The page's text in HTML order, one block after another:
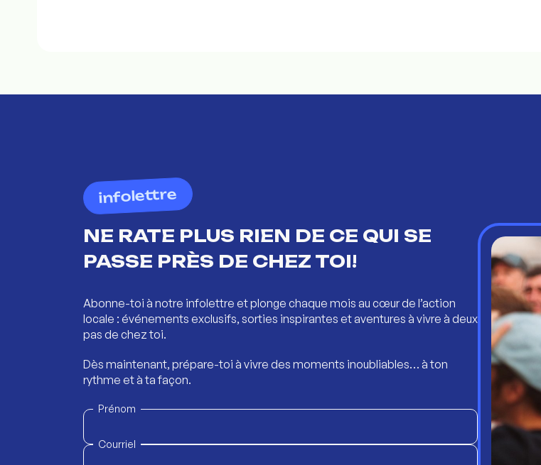
infolettre
NE RATE PLUS RIEN DE CE QUI SE
PASSE PRÈS DE CHEZ TOI!
Abonne-toi à notre infolettre et plonge chaque mois au cœur de l’action
locale : événements exclusifs, sorties inspirantes et aventures à vivre à deux
pas de chez toi.
Dès maintenant, prépare-toi à vivre des moments inoubliables… à ton
rythme et à ta façon.
Prénom
Courriel